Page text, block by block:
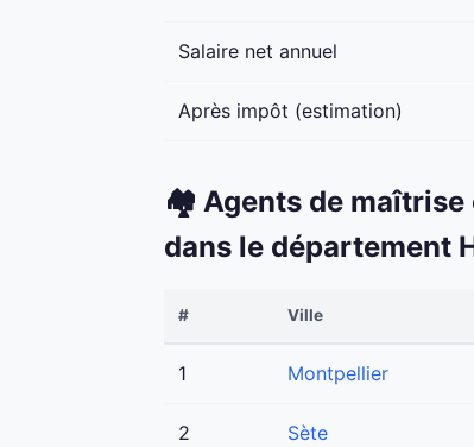
Salaire net annuel
Après impôt (estimation)
🏘️ Agents de maîtrise
dans le département
# Ville
1 Montpellier
2 Sète